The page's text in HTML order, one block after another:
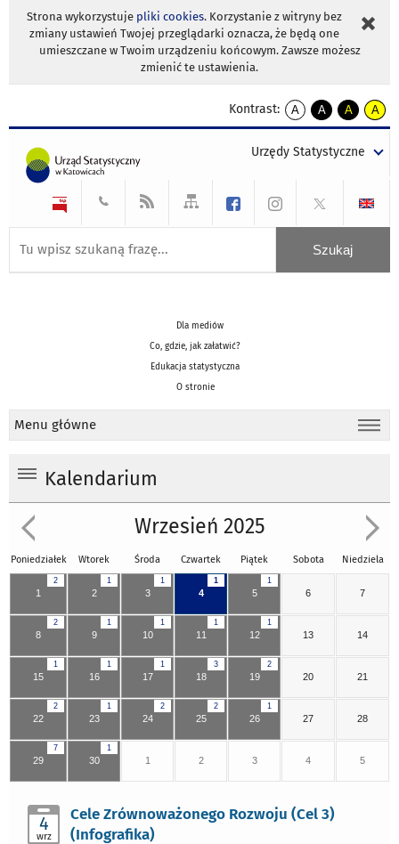
Strona wykorzystuje pliki cookies. Korzystanie z witryny bez
zmiany ustawień Twojej przeglądarki oznacza, że będą one
umieszczane w Twoim urządzeniu końcowym. Zawsze możesz
zmienić te ustawienia.
Kontrast:
A
kontrast
A
kontrast
tekst
czarnym
A
kontrast
tekst
czarnym
A
tekst
żółtym
Urzędy Statystyczne
Dla mediów
Co, gdzie, jak załatwić?
Edukacja statystyczna
O stronie
Menu główne
Kalendarium
Wrzesień 2025
Poniedziałek Wtorek Środa Czwartek Piątek Sobota Niedziela
2
1
1
2
1
3
1
4
1
5 6 7
2
8
1
9
1
10
1
11
1
12 13 14
1
15
1
16
1
17
3
18
2
19 20 21
2
22
1
23
2
24
2
25
1
26 27 28
7
29
1
30 1 2 3 4 5
4
wrz
Cele Zrównoważonego Rozwoju (Cel 3)
(Infografika)